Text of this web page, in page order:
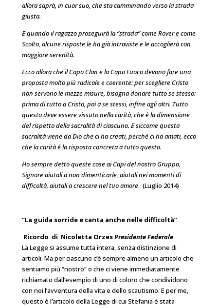
allora saprà, in cuor suo, che sta camminando verso la strada
giusta.
E quando il ragazzo proseguirà la “strada” come Rover e come
Scolta, alcune risposte le ha già intraviste e le accoglierà con
maggiore serenità.
Ecco allora che il Capo Clan e la Capo Fuoco devono fare una
proposta molto più radicale e coerente: per scegliere Cristo
non servono le mezze misure, bisogna donare tutto se stesso:
prima di tutto a Cristo, poi a se stessi, infine agli altri. Tutto
questo deve essere vissuto nella carità, che è la dimensione
del rispetto della sacralità di ciascuno. E siccome questa
sacralità viene da Dio che ci ha creati, perché ci ha amati, ecco
che la carità è la risposta concreta a tutto questo.
Ho sempre detto queste cose ai Capi del nostro Gruppo,
Signore aiutali a non dimenticarle, aiutali nei momenti di
difficoltà, aiutali a crescere nel tuo amore. (Luglio 2014)
“La guida sorride e canta anche nelle difficoltà”
Ricordo di Nicoletta OrzesPresidente Federale
La Legge si assume tutta intera, senza distinzione di
articoli. Ma per ciascuno c’è sempre almeno un articolo che
sentiamo più “nostro” o che ci viene immediatamente
richiamato dall’esempio di uno di coloro che condividono
con noi l’avventura della vita e dello scautismo. E per me,
questo è l’articolo della Legge di cui Stefania è stata